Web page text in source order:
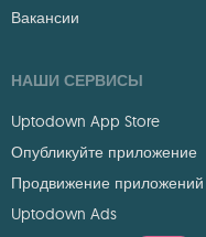
Вакансии
НАШИ СЕРВИСЫ
Uptodown App Store
Опубликуйте приложение
Продвижение приложений
Uptodown Ads